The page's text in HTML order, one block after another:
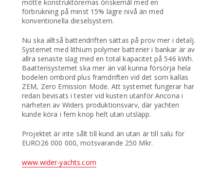
mötte konstruktörernas önskemål med en
förbrukning på minst 15% lägre nivå än med
konventionella dieselsystem.
Nu ska alltså batteridriften sättas på prov mer i detalj.
Systemet med lithium polymer batterier i bankar är av
allra senaste slag med en total kapacitet på 546 kWh.
Baatterisystemet ska mer än väl kunna försörja hela
bodelen ombord plus framdriften vid det som kallas
ZEM, Zero Emission Mode. Att systemet fungerar har
redan bevisats i tester vid kusten utanför Ancona i
närheten av Widers produktionsvarv, där yachten
kunde köra i fem knop helt utan utsläpp.
Projektet är inte sålt till kund än utan är till salu för
EURO26 000 000, motsvarande 250 Mkr.
www.wider-yachts.com